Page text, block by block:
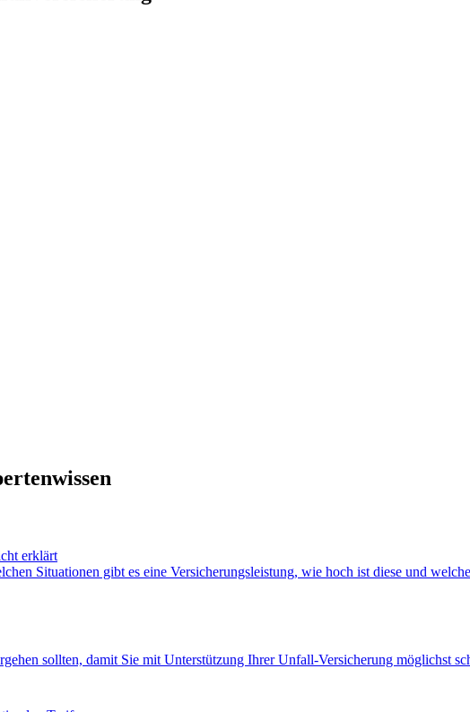
erklärt
Situationen gibt es eine Versicherungsleistung, wie hoch ist diese und
sollten, damit Sie mit Unterstützung Ihrer Unfall-Versicherung möglichst